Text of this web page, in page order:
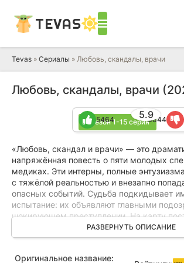
TEVAS
Tevas » Сериалы » Любовь, скандалы, врачи
Любовь, скандалы, врачи
1 сезон 1-15 серия
5.9
5464 3844
«Любовь, скандал и врачи» — это
напряжённая повесть о пяти молодых
медиках. Эти интерны, полные
с тяжёлой реальностью и внезапно
опасных событий. Судьба подкидывает
испытание: их объявляют главными
шокирующем преступлении. На карту
только их будущее, но и репутация целой
оказываются в центре скандала, который
на такое злодеяние? Или за этим
РАЗВЕРНУТЬ ОПИСАНИЕ
Оригинальное название: